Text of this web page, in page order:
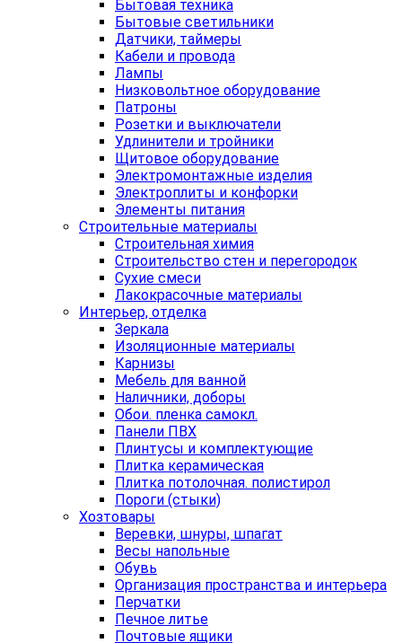
Бытовая техника
Бытовые светильники
Датчики, таймеры
Кабели и провода
Лампы
Низковольтное оборудование
Патроны
Розетки и выключатели
Удлинители и тройники
Щитовое оборудование
Электромонтажные изделия
Электроплиты и конфорки
Элементы питания
Строительные материалы
Строительная химия
Строительство стен и перегородок
Сухие смеси
Лакокрасочные материалы
Интерьер, отделка
Зеркала
Изоляционные материалы
Карнизы
Мебель для ванной
Наличники, доборы
Обои. пленка самокл.
Панели ПВХ
Плинтусы и комплектующие
Плитка керамическая
Плитка потолочная. полистирол
Пороги (стыки)
Хозтовары
Веревки, шнуры, шпагат
Весы напольные
Обувь
Организация пространства и интерьера
Перчатки
Печное литье
Почтовые ящики